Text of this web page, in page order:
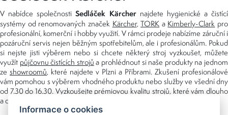
V nabídce společnostiSedláček Kärchernajdete hygienické a čistící
systémy od renomovaných značek Kärcher,TORK a Kimberly-Clark pro
profesionální, komerční i hobby využití. V rámci prodeje nabízíme záruční i
pozáruční servis nejen běžným spotřebitelům, ale i profesionálům. Pokud
si nejste jisti výběrem nebo si chcete některý stroj vyzkoušet, můžete
využít půjčovnu čistících strojů a prohlédnout si naše produkty na jednom
ze showroomů, které najdete v Plzni a Příbrami. Zkušení profesionálové
vám pomohou s výběrem vhodného produktu nebo služby ve všední dny
od 7.30 do 16.30. Vyzkoušejte prémiovou kvalitu strojů, které vám dlouho
a dobře poslouží nejen doma, ale i v zaměstnání.
Informace o cookies